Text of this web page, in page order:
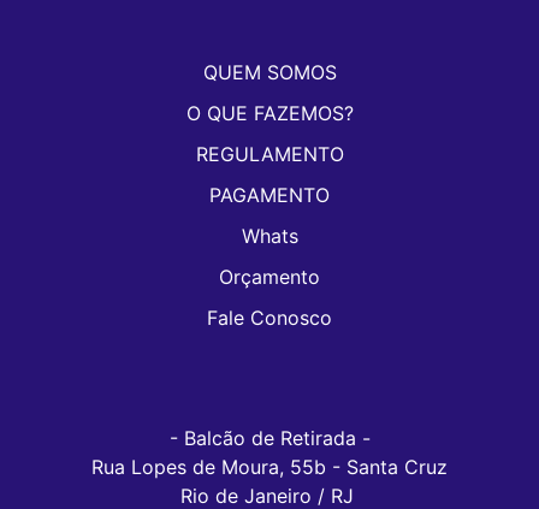
QUEM SOMOS
O QUE FAZEMOS?
REGULAMENTO
PAGAMENTO
Whats
Orçamento
Fale Conosco
- Balcão de Retirada -
Rua Lopes de Moura, 55b - Santa Cruz
Rio de Janeiro / RJ